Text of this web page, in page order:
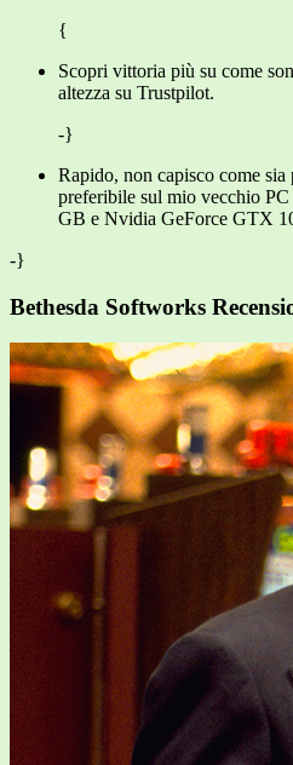
{
Scopri vittoria più su come
altezza su Trustpilot.
-}
Rapido, non capisco come
preferibile sul mio vecchio
GB e Nvidia GeForce GTX
-}
Bethesda Softworks